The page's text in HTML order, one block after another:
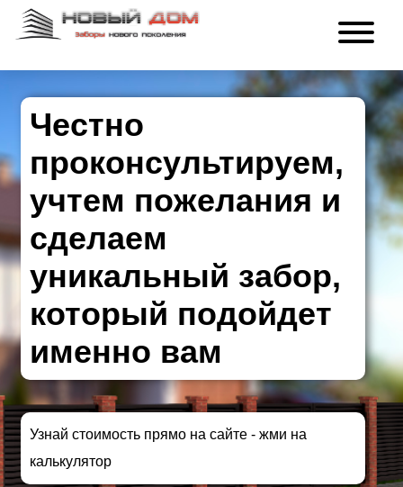
Честно
проконсультируем,
учтем пожелания и
сделаем
уникальный забор,
который подойдет
именно вам
Узнай стоимость прямо на сайте - жми на
калькулятор